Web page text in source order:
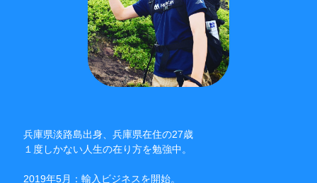
兵庫県淡路島出身、兵庫県在住の27歳
１度しかない人生の在り方を勉強中。
2019年5月：輸入ビジネスを開始。